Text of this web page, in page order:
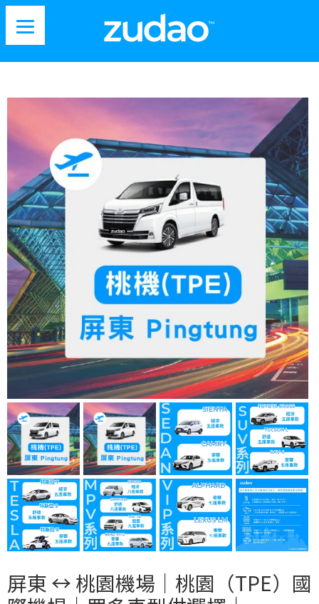
屏東 ↔︎ 桃園機場｜桃園（TPE）國